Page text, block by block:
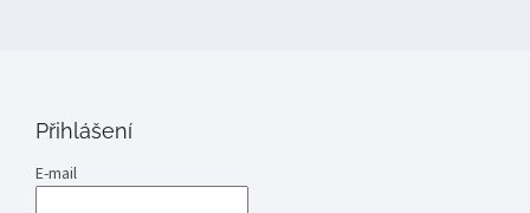
Přihlášení
E-mail